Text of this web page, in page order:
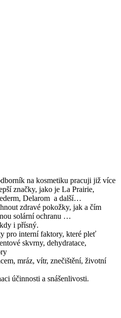
na kosmetiku pracuji již více
značky, jako je La Prairie,
Delarom a další…
zdravé pokožky, jak a čím
solární ochranu …
i přísný.
pro interní faktory, které pleť
skvrny, dehydratace,
mráz, vítr, znečištění, životní
účinnosti a snášenlivosti.